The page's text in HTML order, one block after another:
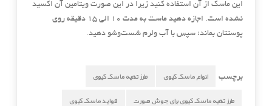
این ماسک از آن استفاده کنید زیرا در این صورت ویتامین آن اکسید
نشده است. اجازه دهید ماست به مدت ۱۰ الی ۱۵ دقیقه روی
پوستتان بماند؛ سپس با آب ولرم شست‌و‌شو دهید.
برچسب انواع ماسک کیوی طرز تهیه ماسک کیوی
طرز تهیه ماسک کیوی برای جوش صورت فواید ماسک کیوی